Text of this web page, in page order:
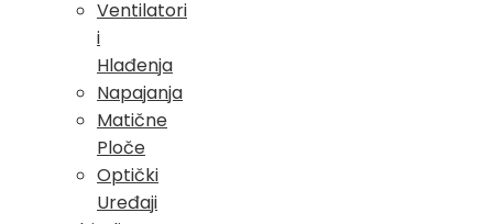
Ventilatori
i
Hlađenja
Napajanja
Matične
Ploče
Optički
Uređaji